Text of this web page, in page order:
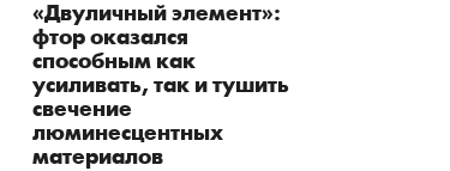
«Двуличный элемент»:
фтор оказался
способным как
усиливать, так и тушить
свечение
люминесцентных
материалов